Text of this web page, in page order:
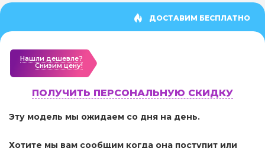
ДОСТАВИМ БЕСПЛАТНО
Нашли дешевле?
Cнизим цену!
ПОЛУЧИТЬ ПЕРСОНАЛЬНУЮ СКИДКУ
Эту модель мы ожидаем со дня на день.
Хотите мы вам сообщим когда она поступит или